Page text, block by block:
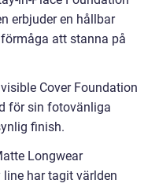
erbjuder en hållbar
att stanna på
Cover Foundation
för sin fotovänliga
finish.
Longwear
line har tagit världen